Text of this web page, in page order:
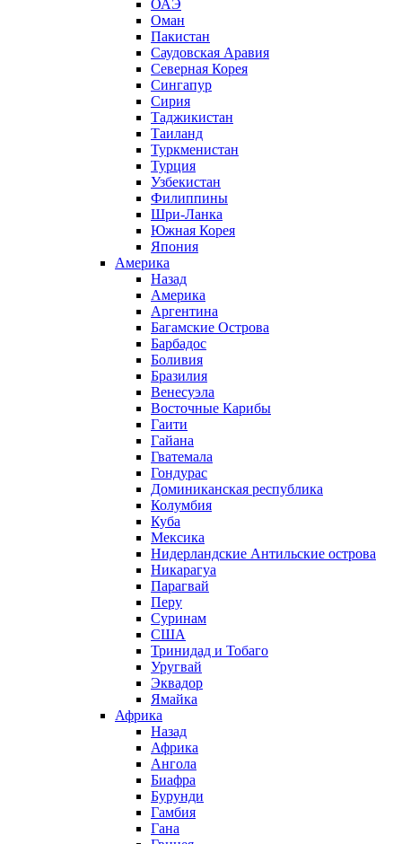
ОАЭ
Оман
Пакистан
Саудовская Аравия
Северная Корея
Сингапур
Сирия
Таджикистан
Таиланд
Туркменистан
Турция
Узбекистан
Филиппины
Шри-Ланка
Южная Корея
Япония
Америка
Назад
Америка
Аргентина
Багамские Острова
Барбадос
Боливия
Бразилия
Венесуэла
Восточные Карибы
Гаити
Гайана
Гватемала
Гондурас
Доминиканская республика
Колумбия
Куба
Мексика
Нидерландские Антильские острова
Никарагуа
Парагвай
Перу
Суринам
США
Тринидад и Тобаго
Уругвай
Эквадор
Ямайка
Африка
Назад
Африка
Ангола
Биафра
Бурунди
Гамбия
Гана